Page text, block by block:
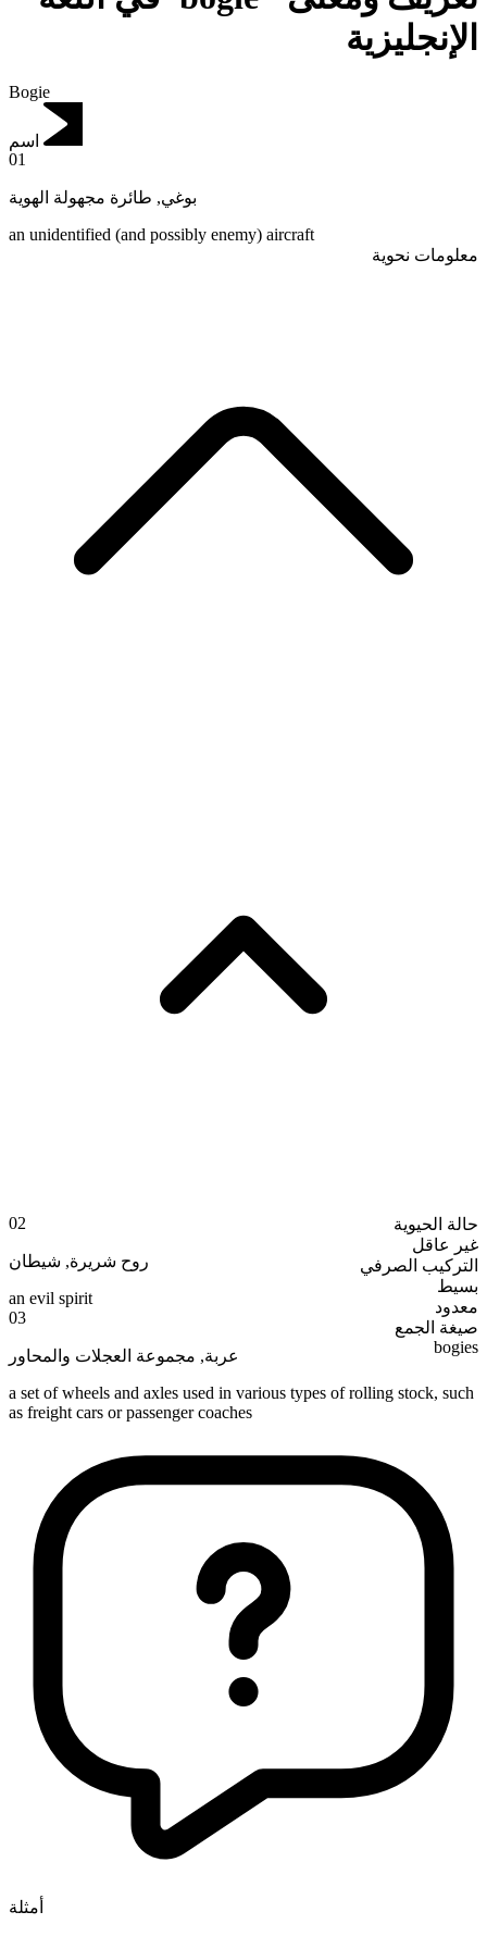
الإنجليزية
Bogie
اسم
01
بوغي, طائرة مجهولة الهوية
an unidentified (and possibly enemy) aircraft
معلومات نحوية
حالة الحيوية
غير عاقل
التركيب الصرفي
بسيط
معدود
صيغة الجمع
bogies
02
روح شريرة, شيطان
an evil spirit
03
عربة, مجموعة العجلات والمحاور
a set of wheels and axles used in various types of rolling stock, such
as freight cars or passenger coaches
أمثلة